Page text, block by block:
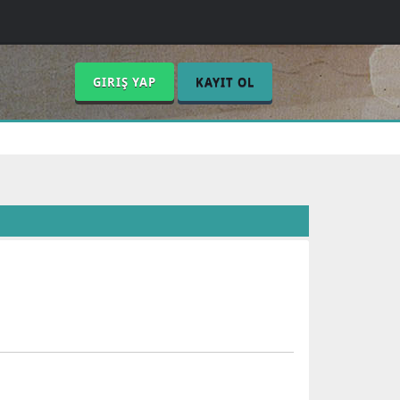
GIRIŞ YAP KAYIT OL